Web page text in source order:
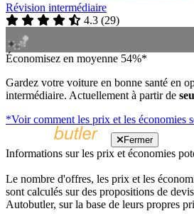
Révision intermédiaire
4.3 (29)
Économisez en moyenne 54%*
Gardez votre voiture en bonne santé en
intermédiaire. Actuellement à partir de
*Voir comment les prix et les économies
Fermer
Informations sur les prix et économies
Le nombre d'offres, les prix et les
sont calculés sur des propositions de
Autobutler, sur la base de leurs propres